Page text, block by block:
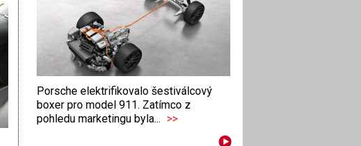
Porsche elektrifikovalo šestiválcový
boxer pro model 911. Zatímco z
pohledu marketingu byla... >>